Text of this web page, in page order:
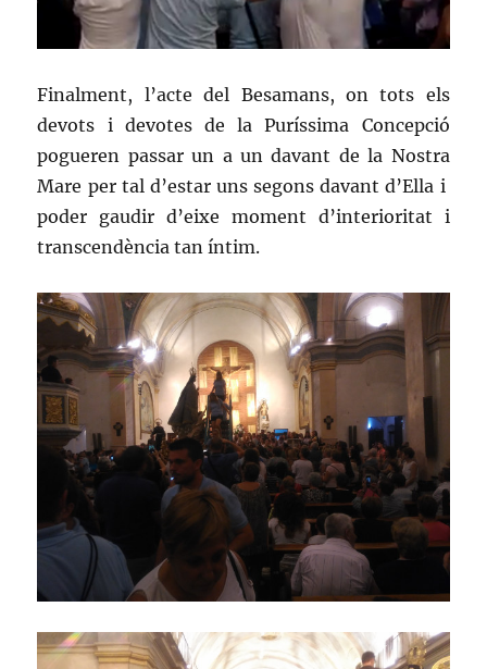
Finalment, l’acte del Besamans, on tots els
devots i devotes de la Puríssima Concepció
pogueren passar un a un davant de la Nostra
Mare per tal d’estar uns segons davant d’Ella i
poder gaudir d’eixe moment d’interioritat i
transcendència tan íntim.